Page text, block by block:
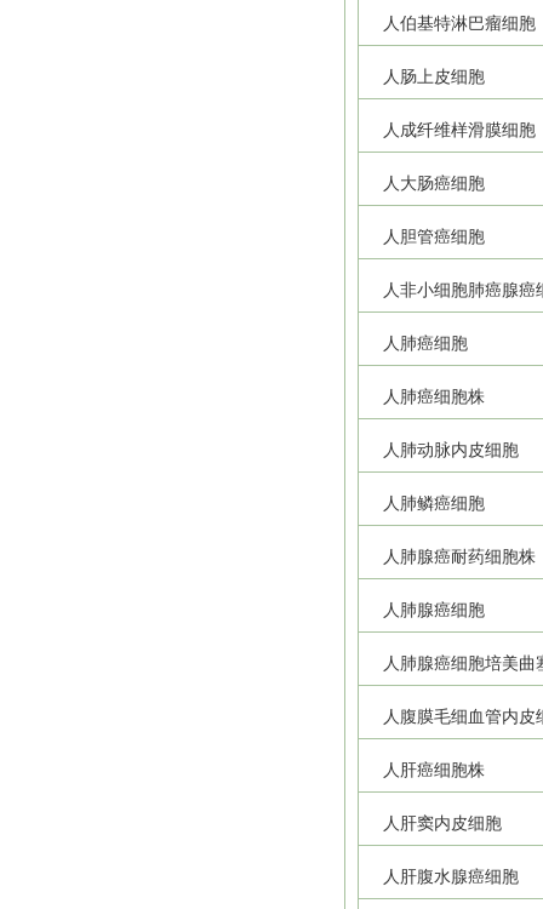
人伯基特淋巴瘤细胞
人肠上皮细胞
人成纤维样滑膜细胞
人大肠癌细胞
人胆管癌细胞
人非小细胞肺癌腺癌
人肺癌细胞
人肺癌细胞株
人肺动脉内皮细胞
人肺鳞癌细胞
人肺腺癌耐药细胞株
人肺腺癌细胞
人肺腺癌细胞培美曲
人腹膜毛细血管内皮
人肝癌细胞株
人肝窦内皮细胞
人肝腹水腺癌细胞